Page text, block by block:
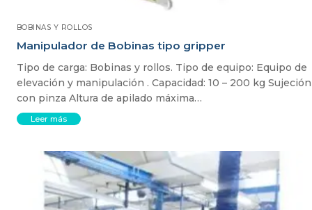
BOBINAS Y ROLLOS
Manipulador de Bobinas tipo gripper
Tipo de carga: Bobinas y rollos. Tipo de equipo: Equipo de
elevación y manipulación . Capacidad: 10 – 200 kg Sujeción
con pinza Altura de apilado máxima…
Leer más